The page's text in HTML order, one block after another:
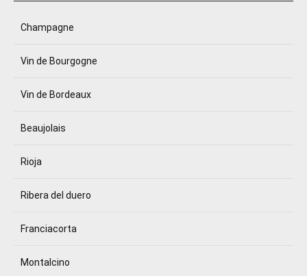
Champagne
Vin de Bourgogne
Vin de Bordeaux
Beaujolais
Rioja
Ribera del duero
Franciacorta
Montalcino